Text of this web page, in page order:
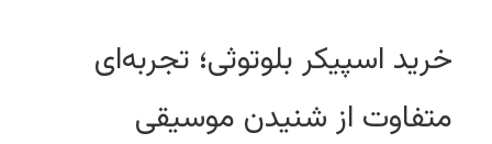
خرید اسپیکر بلوتوثی؛ تجربه‌ای
متفاوت از شنیدن موسیقی